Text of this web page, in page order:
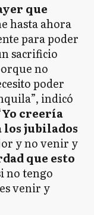
que
hasta ahora
para poder
sacrificio
no
poder
indicó
Yo creería
los jubilados
y no venir y
que esto
no tengo
venir y